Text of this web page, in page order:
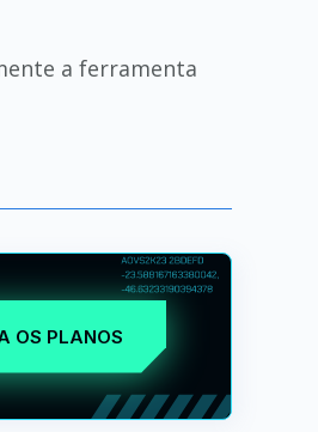
a ferramenta
OS PLANOS